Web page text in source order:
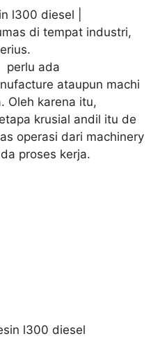
l300 diesel |
di tempat industri,
perlu ada
ataupun machi
Oleh karena itu,
krusial andil itu de
operasi dari machinery
proses kerja.